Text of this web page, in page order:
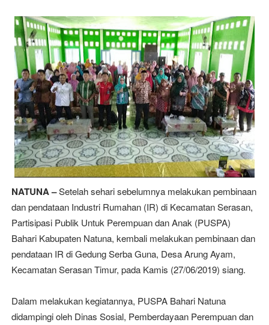
NATUNA –Setelah sehari sebelumnya melakukan pembinaan
dan pendataan Industri Rumahan (IR) di Kecamatan Serasan,
Partisipasi Publik Untuk Perempuan dan Anak (PUSPA)
Bahari Kabupaten Natuna, kembali melakukan pembinaan dan
pendataan IR di Gedung Serba Guna, Desa Arung Ayam,
Kecamatan Serasan Timur, pada Kamis (27/06/2019) siang.
Dalam melakukan kegiatannya, PUSPA Bahari Natuna
didampingi oleh Dinas Sosial, Pemberdayaan Perempuan dan